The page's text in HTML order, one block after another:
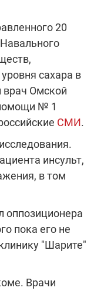
20
сахара в
врач Омской
№ 1
СМИ.
инсульт,
в том
оппозиционера
пока его не
"Шарите"
Врачи